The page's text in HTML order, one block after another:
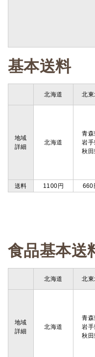
基本
北海道 北東
地域
詳細
北海道
青森
岩手
秋田
送料
1100円 660
食品基
北海道 北東
地域
詳細
北海道
青森
岩手
秋田